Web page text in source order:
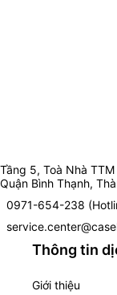
Tầng 5, Toà Nhà
Quận Bình Thạnh,
0971-654-238
Thông tin
Giới thiệu